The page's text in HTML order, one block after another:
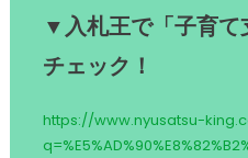
▼入札王で「子育て
チェック！
https://www.nyusatsu-